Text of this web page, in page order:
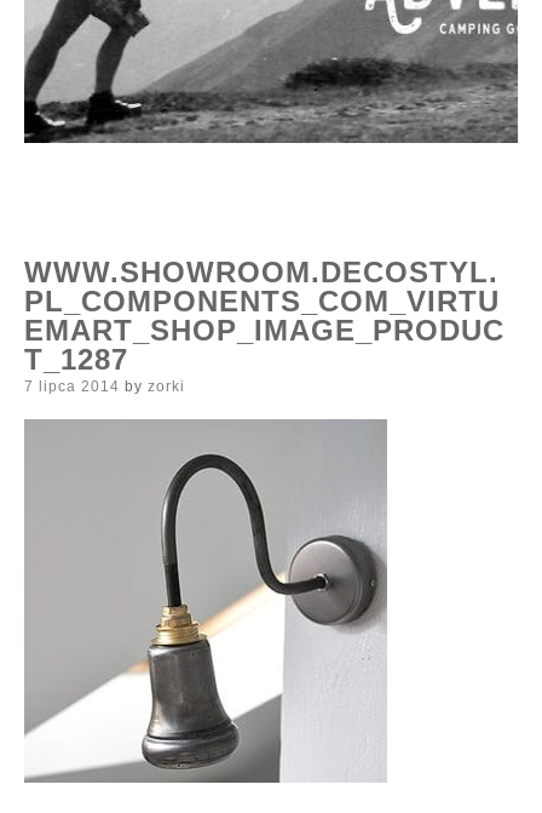
WWW.SHOWROOM.DECOSTYL.
PL_COMPONENTS_COM_VIRTU
EMART_SHOP_IMAGE_PRODUC
T_1287
Posted
7 lipca 2014 by zorki